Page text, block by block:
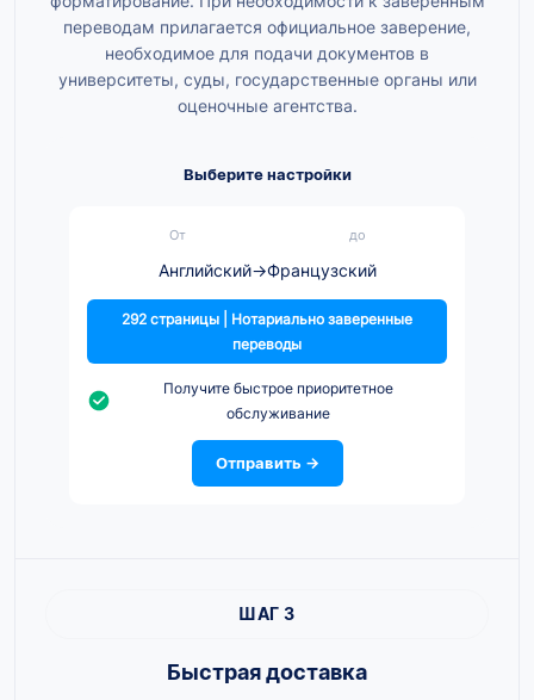
переводам прилагается официальное заверение,
необходимое для подачи документов в
университеты, суды, государственные органы или
оценочные агентства.
Выберите настройки
От до
Английский→Французский
292 страницы | Нотариально заверенные
переводы
Получите быстрое приоритетное
обслуживание
Отправить →
ШАГ 3
Быстрая доставка